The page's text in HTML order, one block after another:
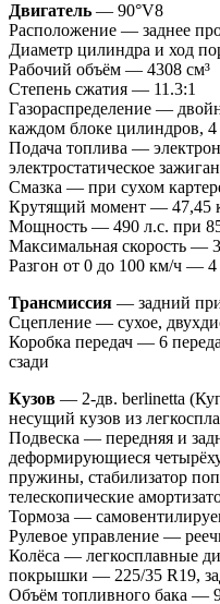
Двигатель — 90°V8
Расположение — заднее
Диаметр цилиндра и ход
Рабочий объём — 4308 см³
Степень сжатия — 11.3:1
Газораспределение —
каждом блоке цилиндров,
Подача топлива —
электростатическое
Смазка — при сухом
Крутящий момент — 47,45
Мощность — 490 л.с. при
Максимальная скорость —
Разгон от 0 до 100 км/ч — 4
Трансмиссия — задний
Сцепление — сухое,
Коробка передач — 6
сзади
Кузов — 2-дв. berlinetta
несущий кузов из
Подвеска — передняя и
деформирующиеся
пружины, стабилизатор
телескопические
Тормоза —
Рулевое управление —
Колёса — легкосплавные
покрышки — 225/35 R19,
Объём топливного бака —